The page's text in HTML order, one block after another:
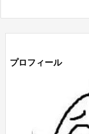
プロフィール